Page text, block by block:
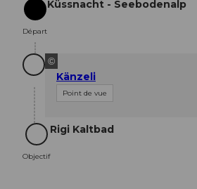
Départ
Départ
Küssnacht - Seebodenalp
©
Känzeli
Point de vue
Objectif
Objectif
Rigi Kaltbad